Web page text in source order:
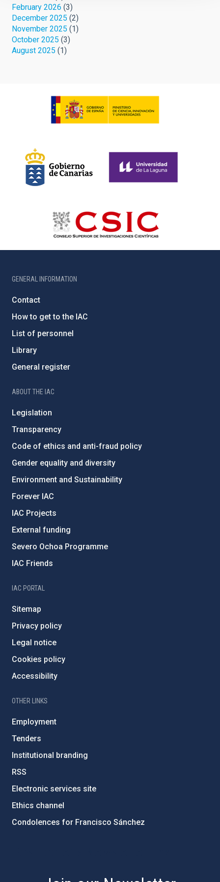
February 2026 (3)
December 2025 (2)
November 2025 (1)
October 2025 (3)
August 2025 (1)
GENERAL INFORMATION
Contact
How to get to the IAC
List of personnel
Library
General register
ABOUT THE IAC
Legislation
Transparency
Code of ethics and anti-fraud policy
Gender equality and diversity
Environment and Sustainability
Forever IAC
IAC Projects
External funding
Severo Ochoa Programme
IAC Friends
IAC PORTAL
Sitemap
Privacy policy
Legal notice
Cookies policy
Accessibility
OTHER LINKS
Employment
Tenders
Institutional branding
RSS
Electronic services site
Ethics channel
Condolences for Francisco Sánchez